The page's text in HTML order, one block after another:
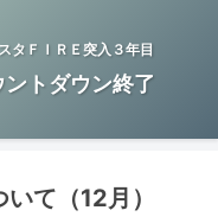
タＦＩＲＥ突入３年目
トダウン終了
て（12月）